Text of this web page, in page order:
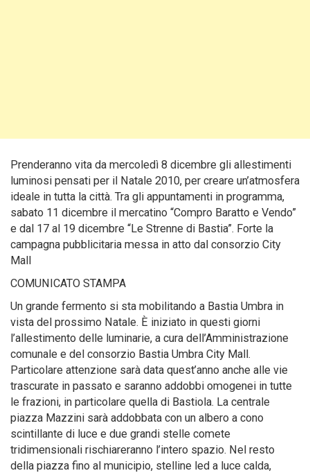
Prenderanno vita da mercoledì 8 dicembre gli allestimenti
luminosi pensati per il Natale 2010, per creare un’atmosfera
ideale in tutta la città. Tra gli appuntamenti in programma,
sabato 11 dicembre il mercatino “Compro Baratto e Vendo”
e dal 17 al 19 dicembre “Le Strenne di Bastia”. Forte la
campagna pubblicitaria messa in atto dal consorzio City
Mall
COMUNICATO STAMPA
Un grande fermento si sta mobilitando a Bastia Umbra in
vista del prossimo Natale. È iniziato in questi giorni
l’allestimento delle luminarie, a cura dell’Amministrazione
comunale e del consorzio Bastia Umbra City Mall.
Particolare attenzione sarà data quest’anno anche alle vie
trascurate in passato e saranno addobbi omogenei in tutte
le frazioni, in particolare quella di Bastiola. La centrale
piazza Mazzini sarà addobbata con un albero a cono
scintillante di luce e due grandi stelle comete
tridimensionali rischiareranno l’intero spazio. Nel resto
della piazza fino al municipio, stelline led a luce calda,